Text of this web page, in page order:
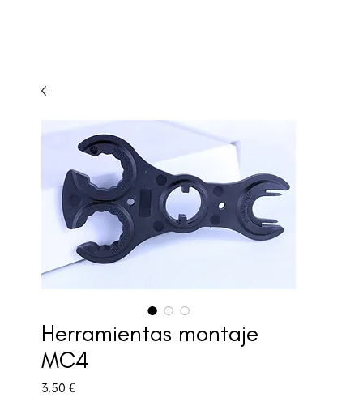
Herramientas montaje
MC4
3,50 €Precio